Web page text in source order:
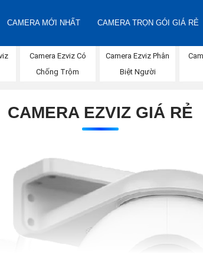
CAMERA MỚI NHẤT CAMERA TRỌN GÓI GIÁ RẺ
Camera Ezviz Có
Chống Trộm
Camera Ezviz Phân
Biệt Người
CAMERA EZVIZ GIÁ RẺ